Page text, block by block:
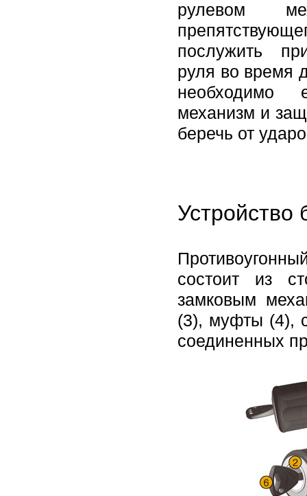
рулевом
послужить
руля во время
необходимо
механизм и
беречь от
Устройство
состоит из
замковым
(3), муфты (4),
соединенных